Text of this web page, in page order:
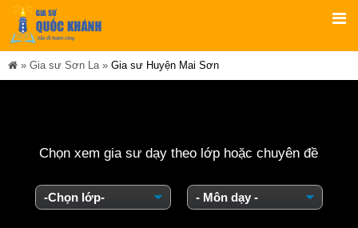
» Gia sư Sơn La» Gia sư Huyện Mai Sơn
Chọn xem gia sư dạy theo lớp hoặc chuyên đề